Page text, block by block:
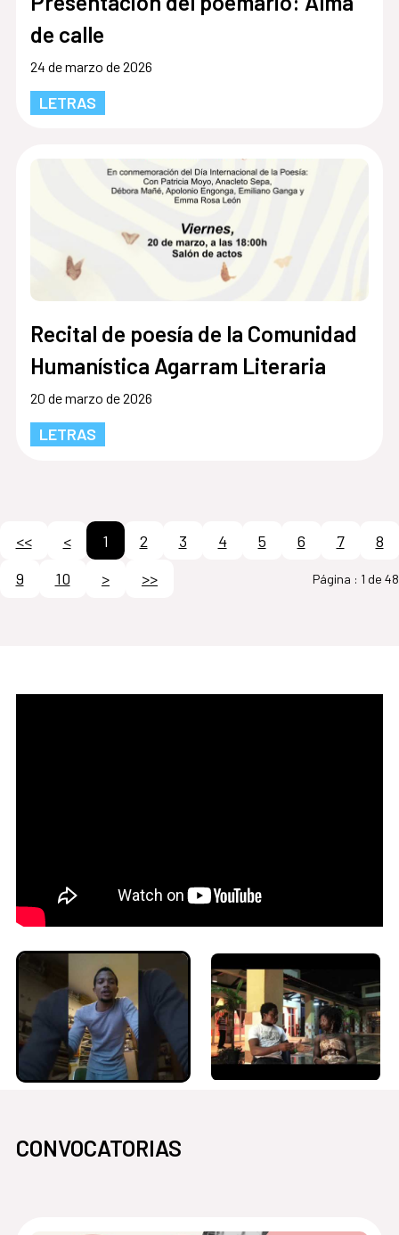
de calle
24 de marzo de 2026
LETRAS
Recital de poesía de la Comunidad
Humanística Agarram Literaria
20 de marzo de 2026
LETRAS
<< < 1 2 3 4 5 6 7
8
9
10 > >> Página : 1 de 48
CONVOCATORIAS